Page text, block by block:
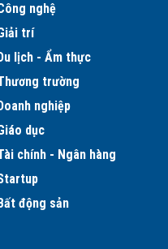
nghệ
trí
lịch - Ẩm thực
trường
nghiệp
dục
chính - Ngân hàng
động sản